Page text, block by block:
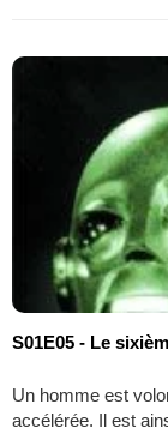
S01E05 - Le
Un homme est
accélérée. Il est